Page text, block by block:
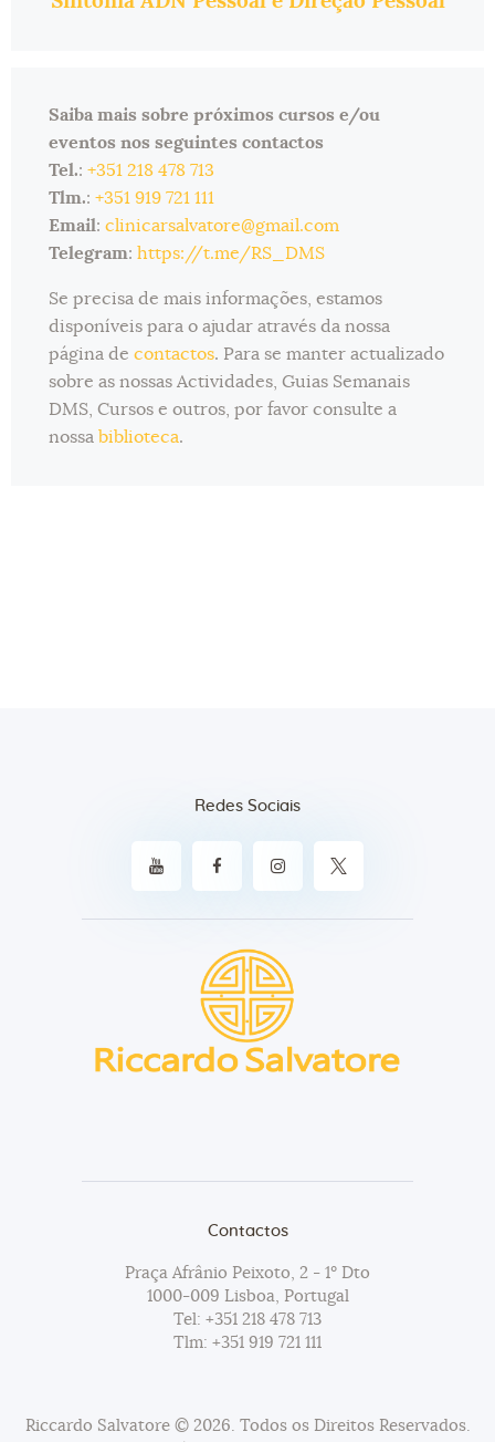
Saiba mais sobre próximos cursos e/ou
eventos nos seguintes contactos
Tel.:+351 218 478 713
Tlm.:+351 919 721 111
Email:clinicarsalvatore@gmail.com
Telegram:https://t.me/RS_DMS
Se precisa de mais informações, estamos
disponíveis para o ajudar através da nossa
página decontactos. Para se manter actualizado
sobre as nossas Actividades, Guias Semanais
DMS, Cursos e outros, por favor consulte a
nossa biblioteca.
Redes Sociais
Contactos
Praça Afrânio Peixoto, 2 - 1º Dto
1000-009 Lisboa, Portugal
Tel: +351 218 478 713
Tlm: +351 919 721 111
Riccardo Salvatore © 2026. Todos os Direitos Reservados.